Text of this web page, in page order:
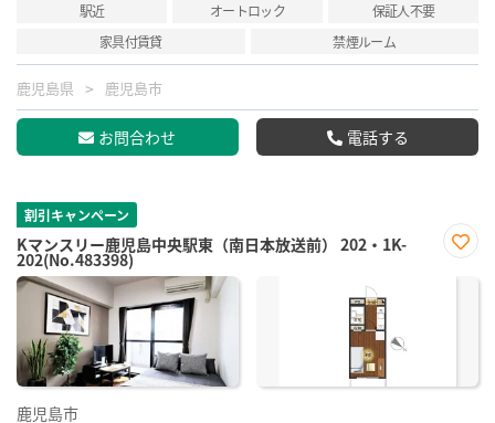
駅近 オートロック
保証人不要
家具付賃貸
禁煙ルーム
鹿児島県 鹿児島市
お問合わせ 電話する
割引キャンペーン
Kマンスリー鹿児島中央駅東（南日本放送前） 202・1K-
202(No.483398)
に入
鹿児島市